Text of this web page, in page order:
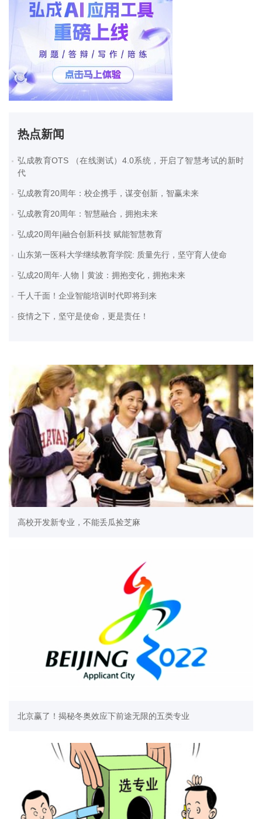
热点新闻
弘成教育OTS （在线测试）4.0系统，开启了智慧考试的新时
代
弘成教育20周年：校企携手，谋变创新，智赢未来
弘成教育20周年：智慧融合，拥抱未来
弘成20周年|融合创新科技 赋能智慧教育
山东第一医科大学继续教育学院: 质量先行，坚守育人使命
弘成20周年·人物丨黄波：拥抱变化，拥抱未来
千人千面！企业智能培训时代即将到来
疫情之下，坚守是使命，更是责任！
高校开发新专业，不能丢瓜捡芝麻
北京赢了！揭秘冬奥效应下前途无限的五类专业